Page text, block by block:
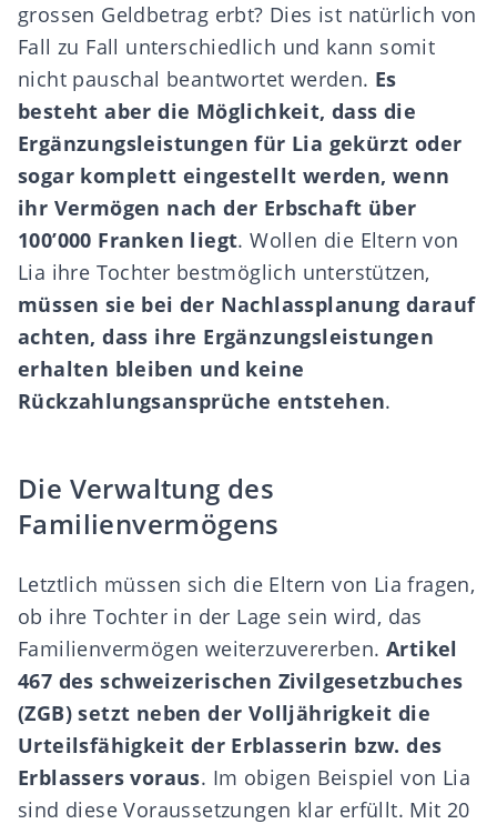
grossen Geldbetrag erbt? Dies ist natürlich von
Fall zu Fall unterschiedlich und kann somit
nicht pauschal beantwortet werden. Es
besteht aber die Möglichkeit, dass die
Ergänzungsleistungen für Lia gekürzt oder
sogar komplett eingestellt werden, wenn
ihr Vermögen nach der Erbschaft über
100’000 Franken liegt. Wollen die Eltern von
Lia ihre Tochter bestmöglich unterstützen,
müssen sie bei der Nachlassplanung darauf
achten, dass ihre Ergänzungsleistungen
erhalten bleiben und keine
Rückzahlungsansprüche entstehen.
Die Verwaltung des
Familienvermögens
Letztlich müssen sich die Eltern von Lia fragen,
ob ihre Tochter in der Lage sein wird, das
Familienvermögen weiterzuvererben. Artikel
467 des schweizerischen Zivilgesetzbuches
(ZGB) setzt neben der Volljährigkeit die
Urteilsfähigkeit der Erblasserin bzw. des
Erblassers voraus. Im obigen Beispiel von Lia
sind diese Voraussetzungen klar erfüllt. Mit 20